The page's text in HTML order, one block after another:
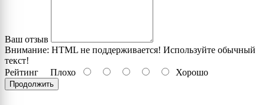
Ваш отзыв
Внимание: HTML не поддерживается! Используйте обычный
текст!
Рейтинг Плохо Хорошо
Продолжить